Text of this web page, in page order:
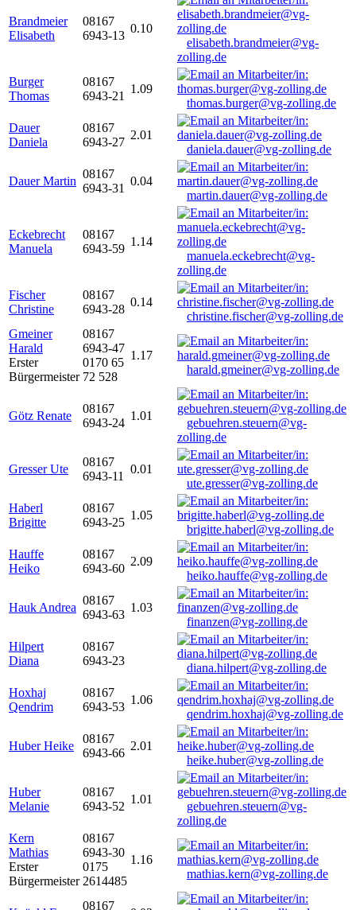
Brandmeier
Elisabeth
08167
6943-13
0.10
elisabeth.brandmeier@vg-
zolling.de
Burger
Thomas
08167
6943-21
1.09
thomas.burger@vg-zolling.de
Dauer
Daniela
08167
6943-27
2.01
daniela.dauer@vg-zolling.de
Dauer Martin
08167
6943-31
0.04
martin.dauer@vg-zolling.de
Eckebrecht
Manuela
08167
6943-59
1.14
manuela.eckebrecht@vg-
zolling.de
Fischer
Christine
08167
6943-28
0.14
christine.fischer@vg-zolling.de
Gmeiner
Harald
Erster
Bürgermeister
08167
6943-47
0170 65
72 528
1.17
harald.gmeiner@vg-zolling.de
Götz Renate
08167
6943-24
1.01
gebuehren.steuern@vg-
zolling.de
Gresser Ute
08167
6943-11
0.01
ute.gresser@vg-zolling.de
Haberl
Brigitte
08167
6943-25
1.05
brigitte.haberl@vg-zolling.de
Hauffe
Heiko
08167
6943-60
2.09
heiko.hauffe@vg-zolling.de
Hauk Andrea
08167
6943-63
1.03
finanzen@vg-zolling.de
Hilpert
Diana
08167
6943-23
diana.hilpert@vg-zolling.de
Hoxhaj
Qendrim
08167
6943-53
1.06
qendrim.hoxhaj@vg-zolling.de
Huber Heike
08167
6943-66
2.01
heike.huber@vg-zolling.de
Huber
Melanie
08167
6943-52
1.01
gebuehren.steuern@vg-
zolling.de
Kern
Mathias
Erster
Bürgermeister
08167
6943-30
0175
2614485
1.16
mathias.kern@vg-zolling.de
08167